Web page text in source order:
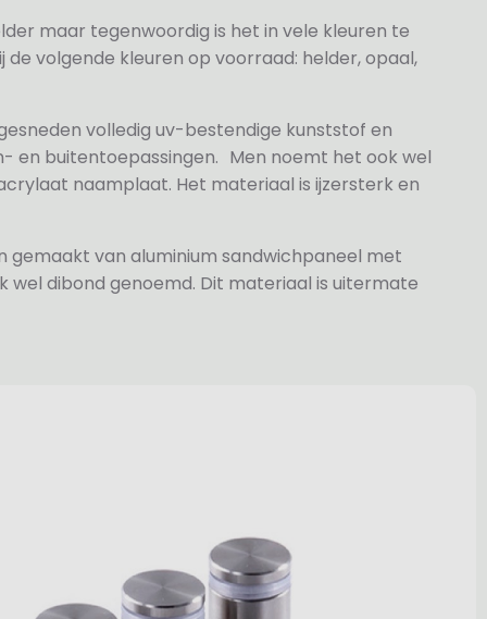
maar tegenwoordig is het in vele kleuren te
de volgende kleuren op voorraad: helder, opaal,
volledig uv-bestendige kunststof en
en buitentoepassingen. Men noemt het ook wel
naamplaat. Het materiaal is ijzersterk en
gemaakt van aluminium sandwichpaneel met
wel dibond genoemd. Dit materiaal is uitermate